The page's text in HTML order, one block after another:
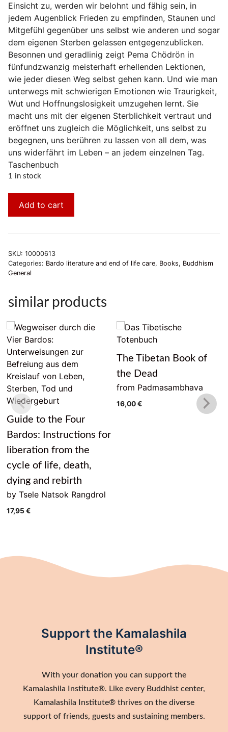
Einsicht zu, werden wir belohnt und fähig sein, in
jedem Augenblick Frieden zu empfinden, Staunen und
Mitgefühl gegenüber uns selbst wie anderen und sogar
dem eigenen Sterben gelassen entgegenzublicken.
Besonnen und geradlinig zeigt Pema Chödrön in
fünfundzwanzig meisterhaft erhellenden Lektionen,
wie jeder diesen Weg selbst gehen kann. Und wie man
unterwegs mit schwierigen Emotionen wie Traurigkeit,
Wut und Hoffnungslosigkeit umzugehen lernt. Sie
macht uns mit der eigenen Sterblichkeit vertraut und
eröffnet uns zugleich die Möglichkeit, uns selbst zu
begegnen, uns berühren zu lassen von all dem, was
uns widerfährt im Leben – an jedem einzelnen Tag.
Taschenbuch
1 in stock
Add to cart
SKU: 10000613
Categories: Bardo literature and end of life care, Books, Buddhism
General
similar products
Guide to the Four
Bardos: Instructions for
liberation from the
cycle of life, death,
dying and rebirth
by Tsele Natsok Rangdrol
17,95€
The Tibetan Book of
the Dead
from Padmasambhava
16,00€
Support the Kamalashila
Institute®
With your donation you can support the
Kamalashila Institute®. Like every Buddhist center,
Kamalashila Institute® thrives on the diverse
support of friends, guests and sustaining members.